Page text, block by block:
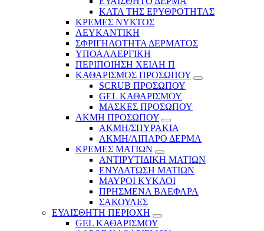
ΚΑΤΑ ΤΗΣ ΕΡΥΘΡΟΤΗΤΑΣ
ΚΡΕΜΕΣ ΝΥΚΤΟΣ
ΛΕΥΚΑΝΤΙΚΗ
ΣΦΡΙΓΗΛΟΤΗΤΑ ΔΕΡΜΑΤΟΣ
ΥΠΟΑΛΛΕΡΓΙΚΗ
ΠΕΡΙΠΟΙΗΣΗ ΧΕΙΛΗ Π
ΚΑΘΑΡΙΣΜΟΣ ΠΡΟΣΩΠΟΥ
SCRUB ΠΡΟΣΩΠΟΥ
GEL ΚΑΘΑΡΙΣΜΟΥ
ΜΑΣΚΕΣ ΠΡΟΣΩΠΟΥ
ΑΚΜΗ ΠΡΟΣΩΠΟΥ
ΑΚΜΗ/ΣΠΥΡΑΚΙΑ
ΑΚΜΗ/ΛΙΠΑΡΟ ΔΕΡΜΑ
ΚΡΕΜΕΣ ΜΑΤΙΩΝ
ΑΝΤΙΡΥΤΙΔΙΚΗ ΜΑΤΙΩΝ
ΕΝΥΔΑΤΩΣΗ ΜΑΤΙΩΝ
ΜΑΥΡΟΙ ΚΥΚΛΟΙ
ΠΡΗΣΜΕΝΑ ΒΛΕΦΑΡΑ
ΣΑΚΟΥΛΕΣ
ΕΥΑΙΣΘΗΤΗ ΠΕΡΙΟΧΗ
GEL ΚΑΘΑΡΙΣΜΟΥ